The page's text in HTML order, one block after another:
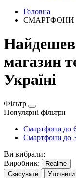
Головна
СМАРТФОНИ
магазин
Україні
Фільтр
Популярні фільтри
Смартфони до
Смартфони до
Ви вибрали:
Виробник:
Realme
Скасувати
Уточнити